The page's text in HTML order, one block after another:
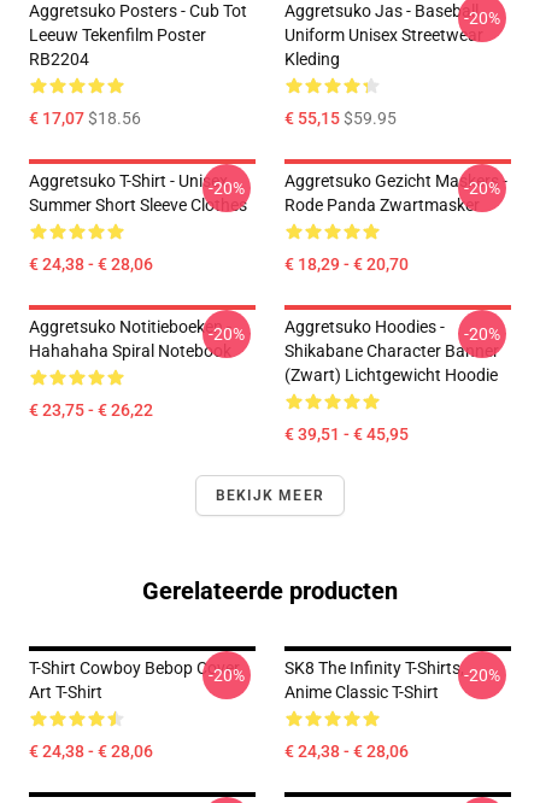
Aggretsuko Posters - Cub Tot
Leeuw Tekenfilm Poster
RB2204
€ 17,07$18.56
Aggretsuko Jas - Baseball
Uniform Unisex Streetwear
Kleding
€ 55,15$59.95
-20%
Aggretsuko T-Shirt - Unisex
Summer Short Sleeve Clothes
€ 24,38 - € 28,06
-20%
Aggretsuko Gezicht Maskers -
Rode Panda Zwartmasker
€ 18,29 - € 20,70
-20%
Aggretsuko Notitieboeken -
Hahahaha Spiral Notebook
€ 23,75 - € 26,22
-20%
Aggretsuko Hoodies -
Shikabane Character Banner
(Zwart) Lichtgewicht Hoodie
€ 39,51 - € 45,95
-20%
BEKIJK MEER
Gerelateerde producten
T-Shirt Cowboy Bebop Cover
Art T-Shirt
€ 24,38 - € 28,06
-20%
SK8 The Infinity T-Shirts,
Anime Classic T-Shirt
€ 24,38 - € 28,06
-20%